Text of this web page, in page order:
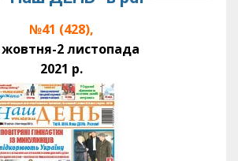
№41 (428),
жовтня-2 листопада
2021 р.